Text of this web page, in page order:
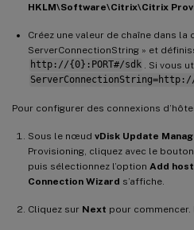
HKLM\Software\Citrix\Citrix
Créez une valeur de chaîne dans la
ServerConnectionString » et
http://{0}:PORT#/sdk
. Si vous
Pour configurer des connexions
Sous le nœud vDisk Update
Provisioning, cliquez avec le
puis sélectionnez l’option Add host
Connection Wizard s’affiche.
Cliquez sur Next pour commencer.